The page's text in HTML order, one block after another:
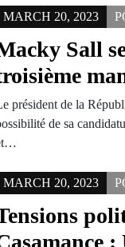
MARCH 20, 2023
Sall
président de la
de sa
MARCH 20, 2023